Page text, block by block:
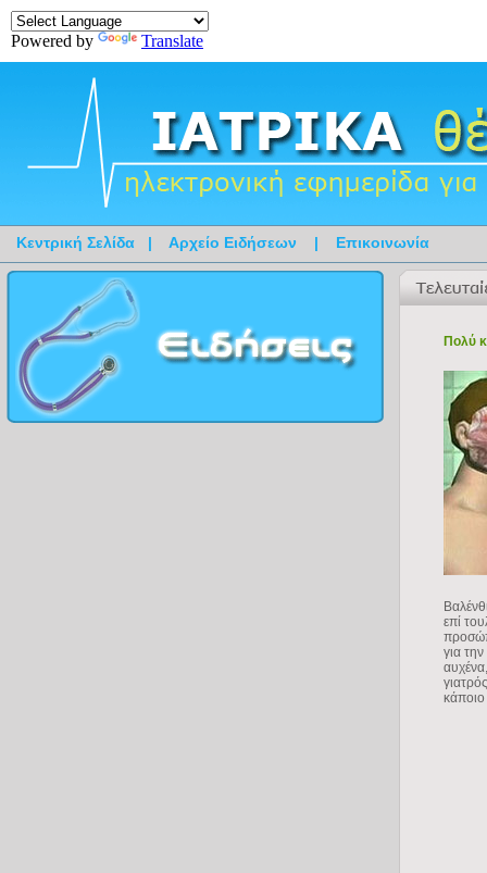
Powered by Translate
Κεντρική Σελίδα | Αρχείο Ειδήσεων | Επικοινωνία
Πολύ
επί
για